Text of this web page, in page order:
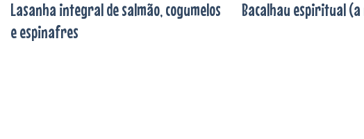
Lasanha integral de salmão, cogumelos
e espinafres
Bacalhau espiritual